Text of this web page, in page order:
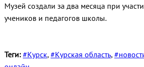
Музей создали за два месяца при
учеников и педагогов школы.
Теги: #Курск, #Курская область,